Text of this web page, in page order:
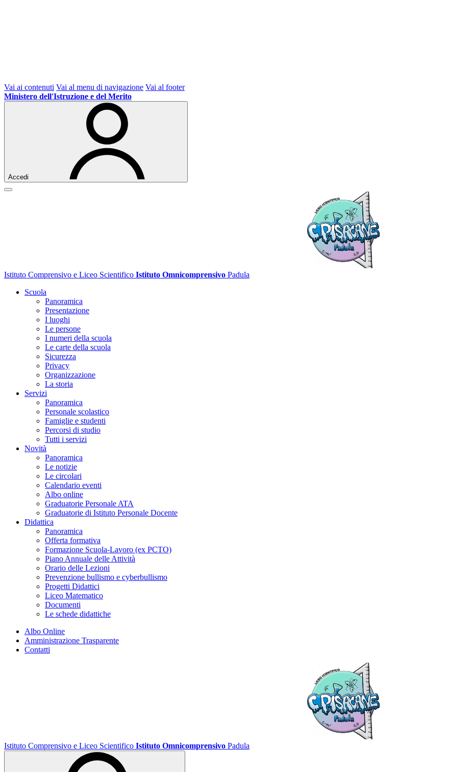
Vai ai contenuti Vai al menu di navigazione Vai al footer
Ministero dell'Istruzione e del Merito
Accedi
Istituto Comprensivo e Liceo Scientifico Istituto Omnicomprensivo Padula
Scuola
Panoramica
Presentazione
I luoghi
Le persone
I numeri della scuola
Le carte della scuola
Sicurezza
Privacy
Organizzazione
La storia
Servizi
Panoramica
Personale scolastico
Famiglie e studenti
Percorsi di studio
Tutti i servizi
Novità
Panoramica
Le notizie
Le circolari
Calendario eventi
Albo online
Graduatorie Personale ATA
Graduatorie di Istituto Personale Docente
Didattica
Panoramica
Offerta formativa
Formazione Scuola-Lavoro (ex PCTO)
Piano Annuale delle Attività
Orario delle Lezioni
Prevenzione bullismo e cyberbullismo
Progetti Didattici
Liceo Matematico
Documenti
Le schede didattiche
Albo Online
Amministrazione Trasparente
Contatti
Istituto Comprensivo e Liceo Scientifico Istituto Omnicomprensivo Padula